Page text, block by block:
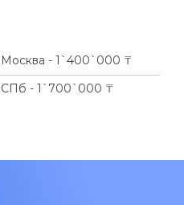
Москва - 1`400`000 ₸
СПб - 1`700`000 ₸